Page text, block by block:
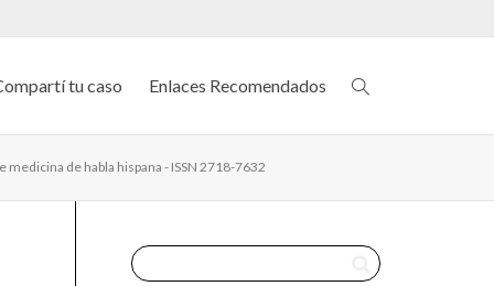
tu caso Enlaces Recomendados
de habla hispana - ISSN 2718-7632